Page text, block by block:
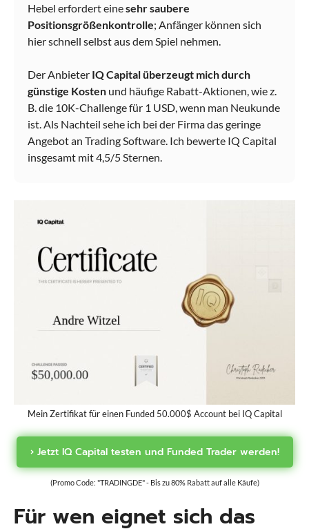
4.5 0.0
Wähle Prop Firmen zum Vergleich
Hebel erfordert einesehr saubere
Positionsgrößenkontrolle; Anfänger können sich
hier schnell selbst aus dem Spiel nehmen.
Der Anbieter IQ Capital überzeugt mich durch
günstige Kosten und häufige Rabatt-Aktionen, wie z.
B. die 10K-Challenge für 1 USD, wenn man Neukunde
ist. Als Nachteil sehe ich bei der Firma das geringe
Angebot an Trading Software. Ich bewerte IQ Capital
insgesamt mit 4,5/5 Sternen.
Mein Zertifikat für einen Funded 50.000$ Account bei IQ Capital
› Jetzt IQ Capital testen und Funded Trader werden!
(Promo Code: "TRADINGDE" - Bis zu 80% Rabatt auf alle Käufe)
Für wen eignet sich das